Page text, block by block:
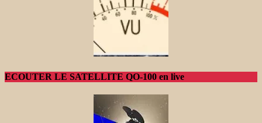
ECOUTER LE SATELLITE QO-100 en live